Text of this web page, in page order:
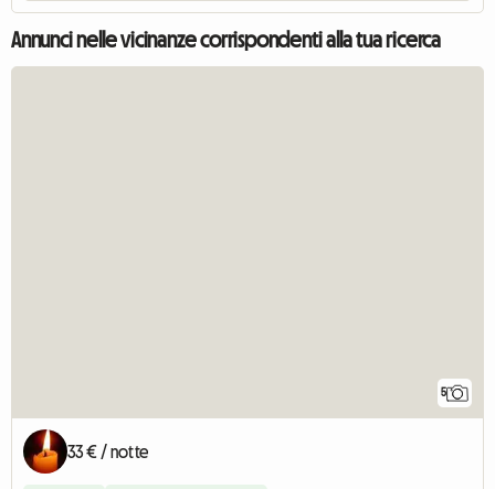
Annunci nelle vicinanze corrispondenti alla tua ricerca
5
33 € / notte